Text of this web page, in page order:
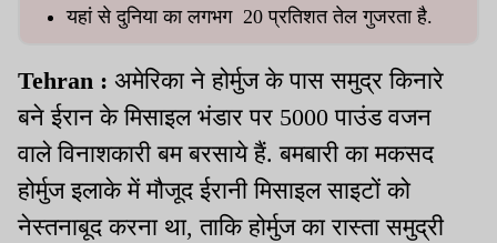
यहां से दुनिया का लगभग 20 प्रतिशत तेल गुजरता है.
Tehran : अमेरिका ने होर्मुज के पास समुद्र किनारे
बने ईरान के मिसाइल भंडार पर 5000 पाउंड वजन
वाले विनाशकारी बम बरसाये हैं. बमबारी का मकसद
होर्मुज इलाके में मौजूद ईरानी मिसाइल साइटों को
नेस्तनाबूद करना था, ताकि होर्मुज का रास्ता समुद्री